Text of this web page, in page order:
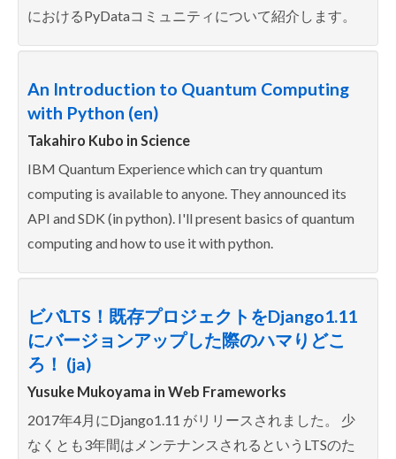
におけるPyDataコミュニティについて紹介します。
An Introduction to Quantum Computing
with Python (en)
Takahiro Kubo in Science
IBM Quantum Experience which can try quantum
computing is available to anyone. They announced its
API and SDK (in python). I'll present basics of quantum
computing and how to use it with python.
ビバLTS！既存プロジェクトをDjango1.11
にバージョンアップした際のハマりどこ
ろ！ (ja)
Yusuke Mukoyama in Web Frameworks
2017年4月にDjango1.11 がリリースされました。 少
なくとも3年間はメンテナンスされるというLTSのた